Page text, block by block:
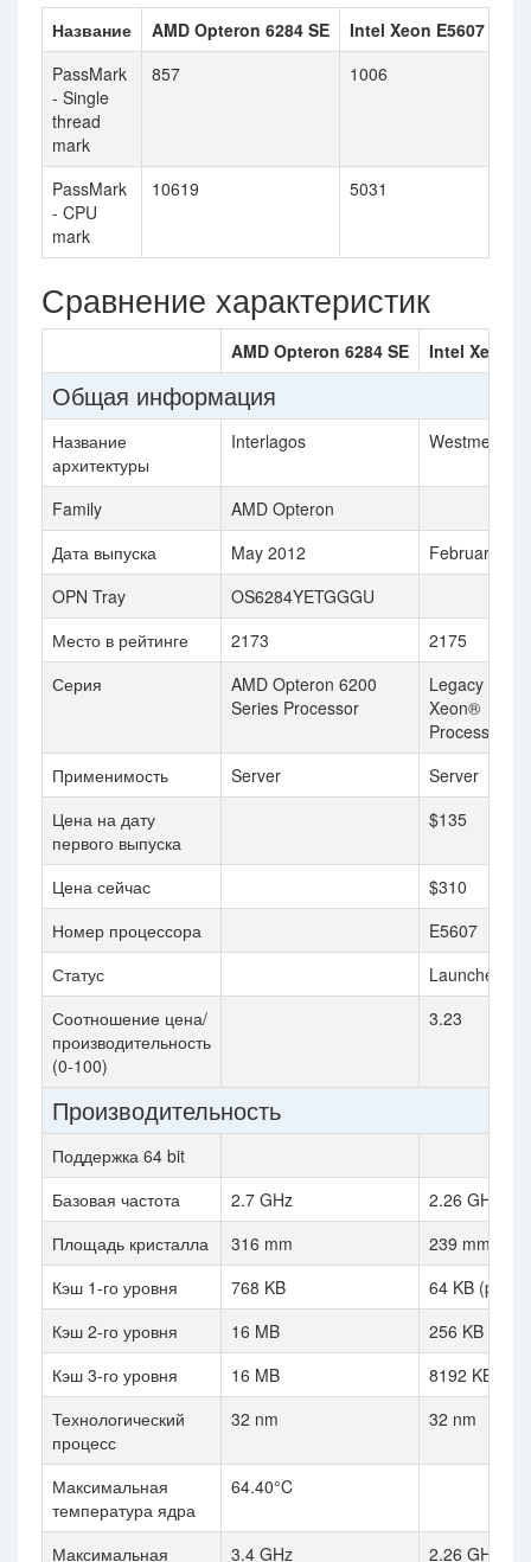
Название AMD Opteron 6284 SE
Intel Xeon E5607
PassMark
- Single
thread
mark
857 1006
PassMark
- CPU
mark
10619 5031
Сравнение характеристик
AMD Opteron 6284 SE Intel Xeon
Общая информация
Название
архитектуры
Interlagos Westmere EP
Family
AMD Opteron
Дата выпуска
May 2012
February
OPN Tray
OS6284YETGGGU
Место в рейтинге
2173
2175
Серия
AMD Opteron 6200
Series Processor
Legacy Intel®
Xeon®
Processors
Применимость
Server
Server
Цена на дату
первого выпуска
$135
Цена сейчас
$310
Номер процессора
E5607
Статус
Launched
Соотношение цена/
производительность
(0-100)
3.23
Производительность
Поддержка 64 bit
Базовая частота
2.7 GHz
2.26 GHz
Площадь кристалла
316 mm
239 mm
Кэш 1-го уровня
768 KB
64 KB (per
Кэш 2-го уровня
16 MB
256 KB (per
Кэш 3-го уровня
16 MB
8192 KB
Технологический
процесс
32 nm 32 nm
Максимальная
температура ядра
64.40°C
Максимальная
3.4 GHz 2.26 GHz